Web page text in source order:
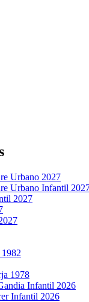
Urbano 2027
Urbano Infantil
2027
1978
Infantil 2026
Infantil 2026